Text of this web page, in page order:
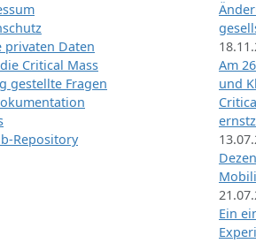
privaten Daten
Critical Mass
gestellte Fragen
Repository
Am
und
Ein